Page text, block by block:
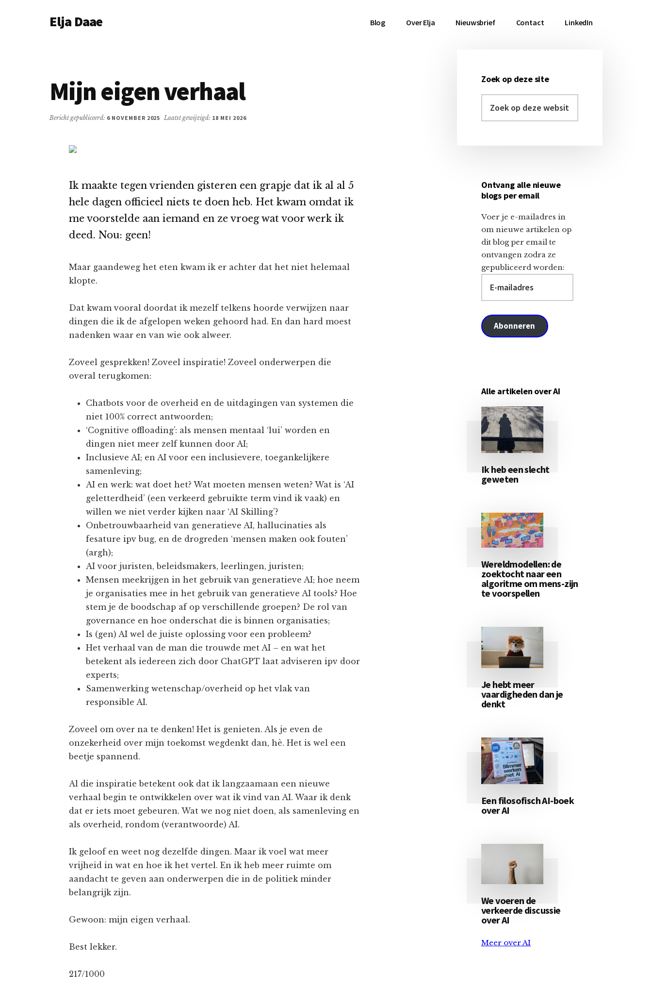
Additional
Elja Daae Blog Over Elja Nieuwsbrief Contact LinkedIn
Mijn eigen verhaal
Bericht gepubliceerd: 6 NOVEMBER 2025 Laatst gewijzigd: 18 MEI 2026
Ik maakte tegen vrienden gisteren een grapje dat ik al al 5
hele dagen officieel niets te doen heb. Het kwam omdat ik
me voorstelde aan iemand en ze vroeg wat voor werk ik
deed. Nou: geen!
Maar gaandeweg het eten kwam ik er achter dat het niet helemaal
klopte.
Dat kwam vooral doordat ik mezelf telkens hoorde verwijzen naar
dingen die ik de afgelopen weken gehoord had. En dan hard moest
nadenken waar en van wie ook alweer.
Zoveel gesprekken! Zoveel inspiratie! Zoveel onderwerpen die
overal terugkomen:
Chatbots voor de overheid en de uitdagingen van systemen die
niet 100% correct antwoorden;
‘Cognitive offloading’: als mensen mentaal ‘lui’ worden en
dingen niet meer zelf kunnen door AI;
Inclusieve AI; en AI voor een inclusievere, toegankelijkere
samenleving;
AI en werk: wat doet het? Wat moeten mensen weten? Wat is ‘AI
geletterdheid’ (een verkeerd gebruikte term vind ik vaak) en
willen we niet verder kijken naar ‘AI Skilling’?
Onbetrouwbaarheid van generatieve AI, hallucinaties als
fesature ipv bug, en de drogreden ‘mensen maken ook fouten’
(argh);
AI voor juristen, beleidsmakers, leerlingen, juristen;
Mensen meekrijgen in het gebruik van generatieve AI; hoe neem
je organisaties mee in het gebruik van generatieve AI tools? Hoe
stem je de boodschap af op verschillende groepen? De rol van
governance en hoe onderschat die is binnen organisaties;
Is (gen) AI wel de juiste oplossing voor een probleem?
Het verhaal van de man die trouwde met AI – en wat het
betekent als iedereen zich door ChatGPT laat adviseren ipv door
experts;
Samenwerking wetenschap/overheid op het vlak van
responsible AI.
Zoveel om over na te denken! Het is genieten. Als je even de
onzekerheid over mijn toekomst wegdenkt dan, hè. Het is wel een
beetje spannend.
Al die inspiratie betekent ook dat ik langzaamaan een nieuwe
verhaal begin te ontwikkelen over wat ik vind van AI. Waar ik denk
dat er iets moet gebeuren. Wat we nog niet doen, als samenleving en
als overheid, rondom (verantwoorde) AI.
Ik geloof en weet nog dezelfde dingen. Maar ik voel wat meer
vrijheid in wat en hoe ik het vertel. En ik heb meer ruimte om
aandacht te geven aan onderwerpen die in de politiek minder
belangrijk zijn.
Gewoon: mijn eigen verhaal.
Best lekker.
217/1000
Primaire
Sidebar
Zoek op deze site
Ontvang alle nieuwe
blogs per email
Voer je e-mailadres in
om nieuwe artikelen op
dit blog per email te
ontvangen zodra ze
gepubliceerd worden:
mailadres
Abonneren
Alle artikelen over AI
Ik heb een slecht
geweten
Wereldmodellen: de
zoektocht naar een
algoritme om mens-zijn
te voorspellen
Je hebt meer
vaardigheden dan je
denkt
Een filosofisch AI-boek
over AI
We voeren de
verkeerde discussie
over AI
Meer over AI